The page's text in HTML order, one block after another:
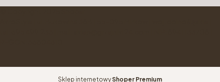
Sklep internetowyShoper Premium